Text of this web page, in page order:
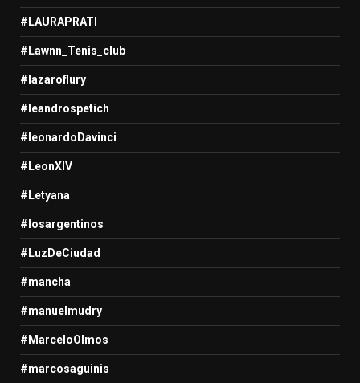
#LAURAPRATI
#Lawnn_Tenis_club
#lazaroflury
#leandrospetich
#leonardoDavinci
#LeonXIV
#Letyana
#losargentinos
#LuzDeCiudad
#mancha
#manuelmudry
#MarceloOlmos
#marcosaguinis